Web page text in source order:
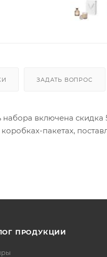
ЗАДАТЬ ВОПРОС
включена скидка
пакетах,
ПРОДУКЦИИ